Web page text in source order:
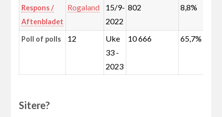
Respons /
Aftenbladet
Rogaland
15/9-
2022
802 8,8%
Poll of polls 12
Uke
33 -
2023
10 666 65,7%
Sitere?